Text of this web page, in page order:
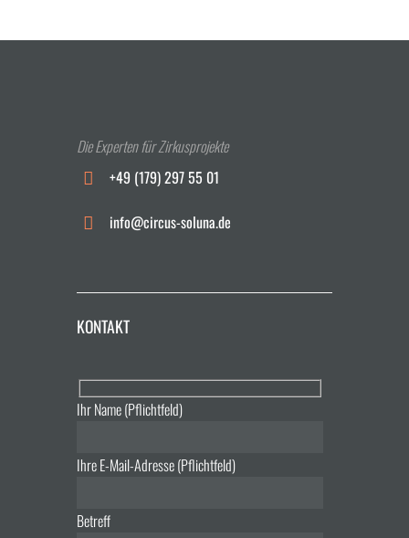
Die Experten für Zirkusprojekte
+49 (179) 297 55 01
info@circus-soluna.de
KONTAKT
Ihr Name (Pflichtfeld)
Ihre E-Mail-Adresse (Pflichtfeld)
Betreff